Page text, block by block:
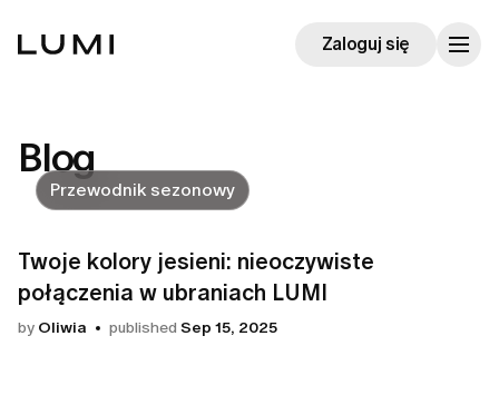
Zaloguj się
Blog
Przewodnik sezonowy
Twoje kolory jesieni: nieoczywiste
połączenia w ubraniach LUMI
by Oliwia published Sep 15, 2025